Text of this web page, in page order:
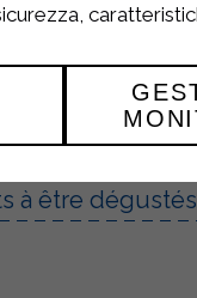
et laissez-
blanc d'œuf
obtenir un
à douille et
à être